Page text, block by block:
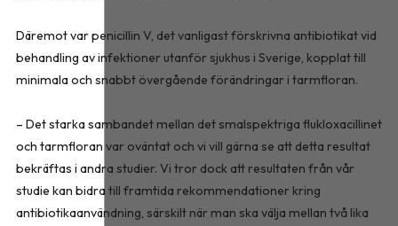
Däremot var penicillin V, det vanligast förskrivna antibiotikat vid
behandling av infektioner utanför sjukhus i Sverige, kopplat till
minimala och snabbt övergående förändringar i tarmfloran.
– Det starka sambandet mellan det smalspektriga flukloxacillinet
och tarmfloran var oväntat och vi vill gärna se att detta resultat
bekräftas i andra studier. Vi tror dock att resultaten från vår
studie kan bidra till framtida rekommendationer kring
antibiotikaanvändning, särskilt när man ska välja mellan två lika